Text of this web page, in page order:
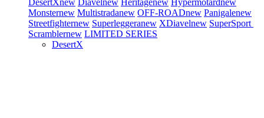
DesertXnew Diavelnew Heritagenew Hypermotardnew
Monsternew Multistradanew OFF-ROADnew Panigalenew
Streetfighternew Superleggeranew XDiavelnew SuperSport
Scramblernew LIMITED SERIES
DesertX